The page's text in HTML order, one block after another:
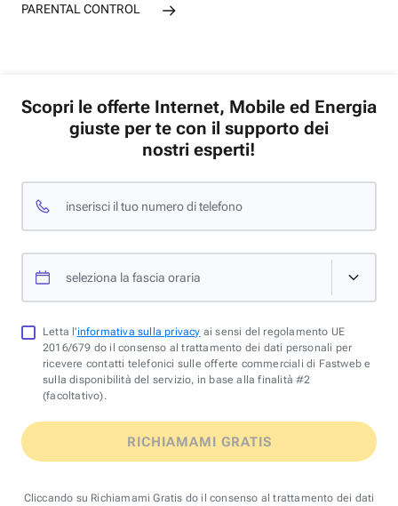
PARENTAL CONTROL
Scopri le offerte Internet, Mobile ed Energia
giuste per te con il supporto dei
nostri esperti!
inserisci il tuo numero di telefono
seleziona la fascia oraria
Letta l'informativa sulla privacy ai sensi del regolamento UE
2016/679 do il consenso al trattamento dei dati personali per
ricevere contatti telefonici sulle offerte commerciali di Fastweb e
sulla disponibilità del servizio, in base alla finalità #2
(facoltativo).
RICHIAMAMI GRATIS
Cliccando su Richiamami Gratis do il consenso al trattamento dei dati